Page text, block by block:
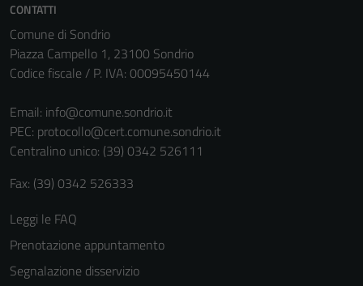
CONTATTI
Comune di Sondrio
Piazza Campello 1, 23100 Sondrio
Codice fiscale / P. IVA: 00095450144
Email: info@comune.sondrio.it
PEC: protocollo@cert.comune.sondrio.it
Centralino unico: (39) 0342 526111
Fax: (39) 0342 526333
Leggi le FAQ
Prenotazione appuntamento
Segnalazione disservizio